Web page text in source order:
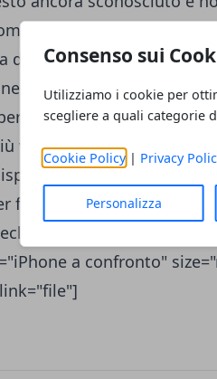
Consenso sui
Utilizziamo i cookie per
scegliere a quali categorie
Cookie Policy| Privacy
Personalizza
è chiara anche in
nuovo flagship della
attivo, rappresenta un
è rapportata ad
vasto e quindi con
iniziale di pezzi
frenato i numeri che
[gallery
a confronto"